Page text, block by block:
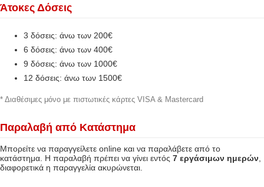
Άτοκες Δόσεις
3 δόσεις: άνω των 200€
6 δόσεις: άνω των 400€
9 δόσεις: άνω των 1000€
12 δόσεις: άνω των 1500€
* Διαθέσιμες μόνο με πιστωτικές κάρτες VISA & Mastercard
Παραλαβή από Κατάστημα
Μπορείτε να παραγγείλετε online και να παραλάβετε από το
κατάστημα. Η παραλαβή πρέπει να γίνει εντός 7 εργάσιμων ημερών
διαφορετικά η παραγγελία ακυρώνεται.